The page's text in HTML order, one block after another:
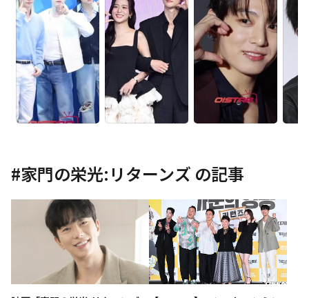
#家門の栄光:リターンズ の記事